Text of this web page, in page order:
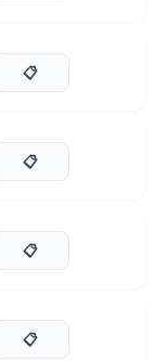
📋
📋
📋
📋